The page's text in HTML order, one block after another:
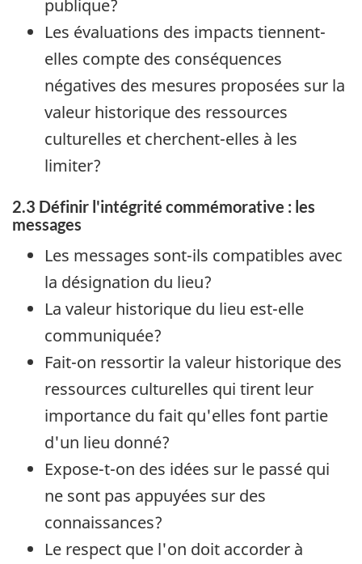
publique?
Les évaluations des impacts tiennent-
elles compte des conséquences
négatives des mesures proposées sur la
valeur historique des ressources
culturelles et cherchent-elles à les
limiter?
2.3 Définir l'intégrité commémorative : les
messages
Les messages sont-ils compatibles avec
la désignation du lieu?
La valeur historique du lieu est-elle
communiquée?
Fait-on ressortir la valeur historique des
ressources culturelles qui tirent leur
importance du fait qu'elles font partie
d'un lieu donné?
Expose-t-on des idées sur le passé qui
ne sont pas appuyées sur des
connaissances?
Le respect que l'on doit accorder à